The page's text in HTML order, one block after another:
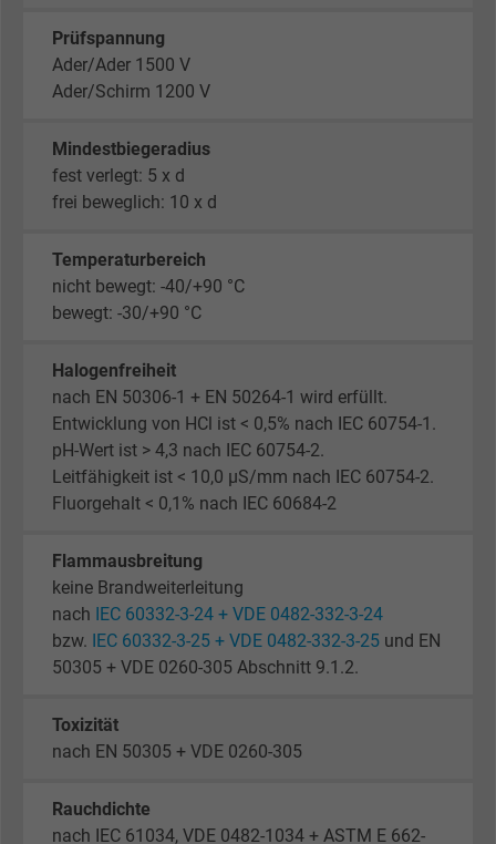
Prüfspannung
Ader/Ader 1500 V
Ader/Schirm 1200 V
Mindestbiegeradius
fest verlegt: 5 x d
frei beweglich: 10 x d
Temperaturbereich
nicht bewegt: -40/+90 °C
bewegt: -30/+90 °C
Halogenfreiheit
nach EN 50306-1 + EN 50264-1 wird erfüllt.
Entwicklung von HCl ist < 0,5% nach IEC 60754-1.
pH-Wert ist > 4,3 nach IEC 60754-2.
Leitfähigkeit ist < 10,0 µS/mm nach IEC 60754-2.
Fluorgehalt < 0,1% nach IEC 60684-2
Flammausbreitung
keine Brandweiterleitung
nach IEC 60332-3-24 + VDE 0482-332-3-24
bzw. IEC 60332-3-25 + VDE 0482-332-3-25 und EN
50305 + VDE 0260-305 Abschnitt 9.1.2.
Toxizität
nach EN 50305 + VDE 0260-305
Rauchdichte
nach IEC 61034, VDE 0482-1034 + ASTM E 662-